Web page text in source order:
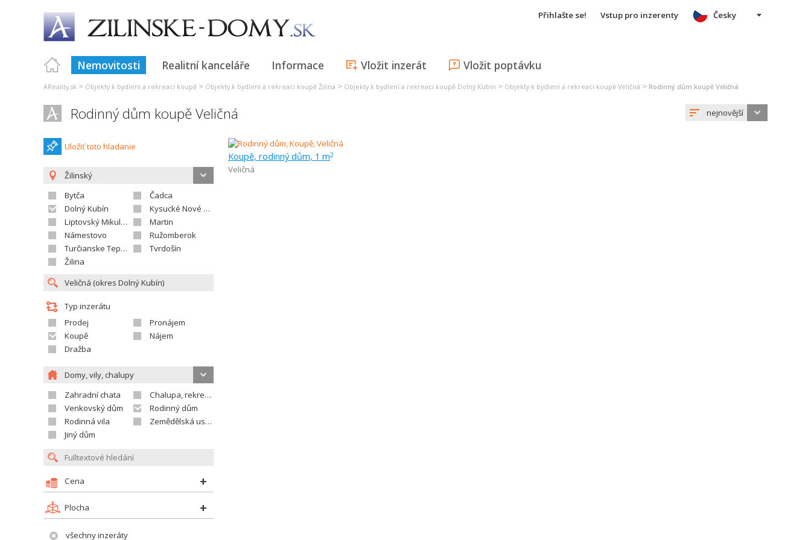
Přihlašte se! Vstup pro inzerenty
Nemovitosti Realitní kanceláře Informace Vložit inzerát Vložit poptávku
Česky
AReality.sk > Objekty k bydlení a rekreaci koupě > Objekty k bydlení a rekreaci koupě Žilina > Objekty k bydlení a rekreaci koupě Dolný Kubín > Objekty k bydlení a rekreaci koupě Veličná > Rodinný dům koupě Veličná
Rodinný dům koupě Veličná nejnovější
Uložiť toto hladanie
Žilinský
Bytča
Čadca
Dolný Kubín
Kysucké Nové Mesto
Liptovský Mikuláš
Martin
Námestovo
Ružomberok
Turčianske Teplice
Tvrdošín
Žilina
Typ inzerátu
Prodej
Pronájem
Koupě
Nájem
Dražba
Domy, vily, chalupy
Zahradní chata
Chalupa, rekreační domek
Venkovský dům
Rodinný dům
Rodinná vila
Zemědělská usedlost
Jiný dům
Cena
Plocha
všechny inzeráty
Koupě, rodinný dům, 1 m2
Veličná